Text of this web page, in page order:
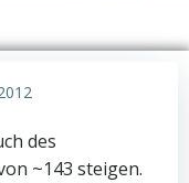
des
~143 steigen.